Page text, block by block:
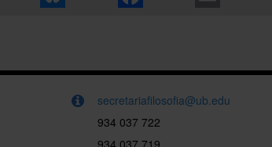
secretariafilosofia@ub.edu
934 037 722
934 037 719